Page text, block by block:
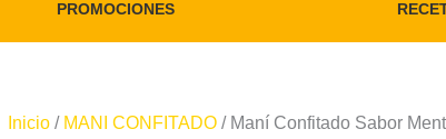
PROMOCIONES
Inicio/MANI CONFITADO/ Maní Confitado Sabor